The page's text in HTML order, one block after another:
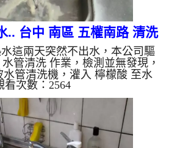
.. 台中 南區 五權南路 清洗
水管
這兩天突然不出水，本公司驅
管清洗 作業，檢測並無發現，
管清洗機，灌入 檸檬酸 至水
啟 水管清洗機 ，啟動 螺旋波 模
髒水，顏色越來越深，變成棕
多小時後，熱水出水量恢復正常
水管老化，會產生鐵鏽跟泥沙
會是咖啡色，地下水含有氧化
色管垢，洗出來的水會跟石油一
看次數：2564